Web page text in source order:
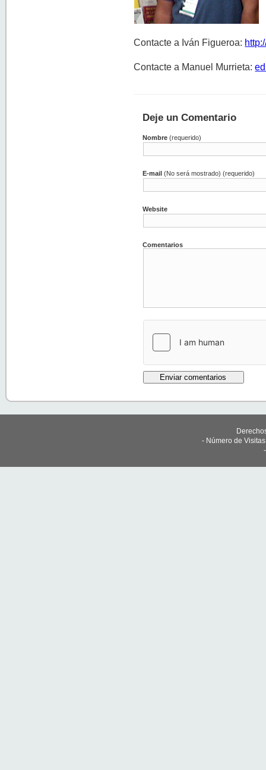
Contacte a Iván Figueroa:
Contacte a Manuel Murrieta:
Deje un Comentario
Nombre (requerido)
E-mail (No será mostrado) (requerido)
Website
Comentarios
- Número de